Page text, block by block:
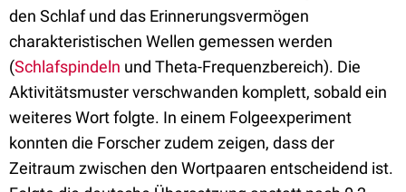
den Schlaf und das Erinnerungsvermögen
charakteristischen Wellen gemessen werden
(Schlafspindeln und Theta-Frequenzbereich). Die
Aktivitätsmuster verschwanden komplett, sobald ein
weiteres Wort folgte. In einem Folgeexperiment
konnten die Forscher zudem zeigen, dass der
Zeitraum zwischen den Wortpaaren entscheidend ist.